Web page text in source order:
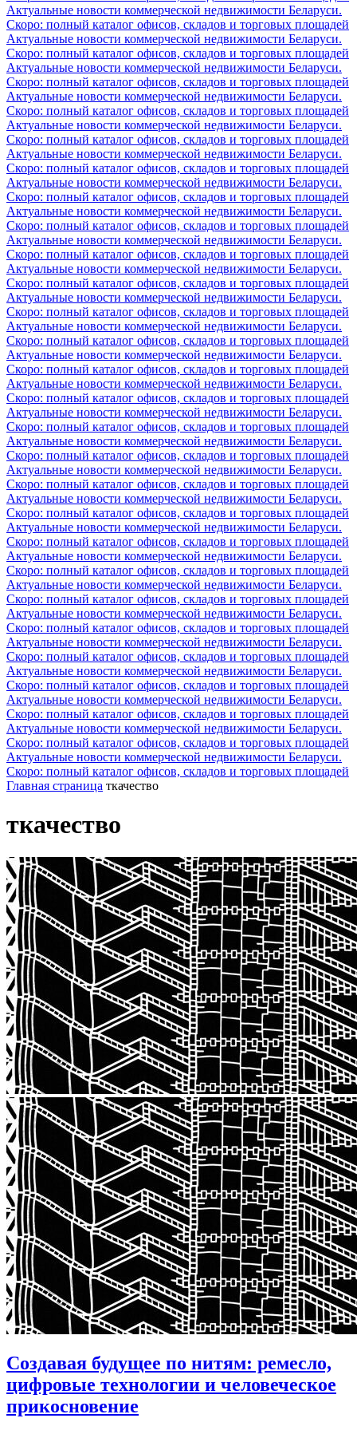
Актуальные новости коммерческой недвижимости Беларуси.
Скоро: полный каталог офисов, складов и торговых площадей
Актуальные новости коммерческой недвижимости Беларуси.
Скоро: полный каталог офисов, складов и торговых площадей
Актуальные новости коммерческой недвижимости Беларуси.
Скоро: полный каталог офисов, складов и торговых площадей
Актуальные новости коммерческой недвижимости Беларуси.
Скоро: полный каталог офисов, складов и торговых площадей
Актуальные новости коммерческой недвижимости Беларуси.
Скоро: полный каталог офисов, складов и торговых площадей
Актуальные новости коммерческой недвижимости Беларуси.
Скоро: полный каталог офисов, складов и торговых площадей
Актуальные новости коммерческой недвижимости Беларуси.
Скоро: полный каталог офисов, складов и торговых площадей
Актуальные новости коммерческой недвижимости Беларуси.
Скоро: полный каталог офисов, складов и торговых площадей
Актуальные новости коммерческой недвижимости Беларуси.
Скоро: полный каталог офисов, складов и торговых площадей
Актуальные новости коммерческой недвижимости Беларуси.
Скоро: полный каталог офисов, складов и торговых площадей
Актуальные новости коммерческой недвижимости Беларуси.
Скоро: полный каталог офисов, складов и торговых площадей
Актуальные новости коммерческой недвижимости Беларуси.
Скоро: полный каталог офисов, складов и торговых площадей
Актуальные новости коммерческой недвижимости Беларуси.
Скоро: полный каталог офисов, складов и торговых площадей
Актуальные новости коммерческой недвижимости Беларуси.
Скоро: полный каталог офисов, складов и торговых площадей
Актуальные новости коммерческой недвижимости Беларуси.
Скоро: полный каталог офисов, складов и торговых площадей
Актуальные новости коммерческой недвижимости Беларуси.
Скоро: полный каталог офисов, складов и торговых площадей
Актуальные новости коммерческой недвижимости Беларуси.
Скоро: полный каталог офисов, складов и торговых площадей
Актуальные новости коммерческой недвижимости Беларуси.
Скоро: полный каталог офисов, складов и торговых площадей
Актуальные новости коммерческой недвижимости Беларуси.
Скоро: полный каталог офисов, складов и торговых площадей
Актуальные новости коммерческой недвижимости Беларуси.
Скоро: полный каталог офисов, складов и торговых площадей
Актуальные новости коммерческой недвижимости Беларуси.
Скоро: полный каталог офисов, складов и торговых площадей
Актуальные новости коммерческой недвижимости Беларуси.
Скоро: полный каталог офисов, складов и торговых площадей
Актуальные новости коммерческой недвижимости Беларуси.
Скоро: полный каталог офисов, складов и торговых площадей
Актуальные новости коммерческой недвижимости Беларуси.
Скоро: полный каталог офисов, складов и торговых площадей
Актуальные новости коммерческой недвижимости Беларуси.
Скоро: полный каталог офисов, складов и торговых площадей
Актуальные новости коммерческой недвижимости Беларуси.
Скоро: полный каталог офисов, складов и торговых площадей
Актуальные новости коммерческой недвижимости Беларуси.
Скоро: полный каталог офисов, складов и торговых площадей
Главная страница ткачество
ткачество
Создавая будущее по нитям: ремесло,
цифровые технологии и человеческое
прикосновение